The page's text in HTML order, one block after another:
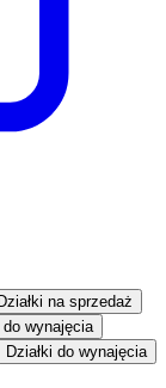
Działki na sprzedaż
do wynajęcia
Działki do wynajęcia